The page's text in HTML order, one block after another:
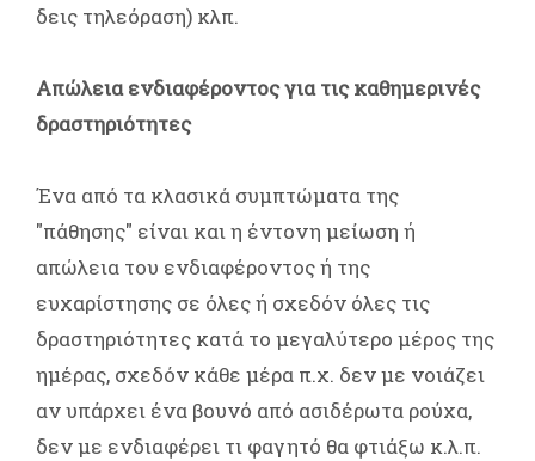
δεις τηλεόραση) κλπ.
Απώλεια ενδιαφέροντος για τις καθημερινές
δραστηριότητες
Ένα από τα κλασικά συμπτώματα της
"πάθησης" είναι και η έντονη μείωση ή
απώλεια του ενδιαφέροντος ή της
ευχαρίστησης σε όλες ή σχεδόν όλες τις
δραστηριότητες κατά το μεγαλύτερο μέρος της
ημέρας, σχεδόν κάθε μέρα π.χ. δεν με νοιάζει
αν υπάρχει ένα βουνό από ασιδέρωτα ρούχα,
δεν με ενδιαφέρει τι φαγητό θα φτιάξω κ.λ.π.